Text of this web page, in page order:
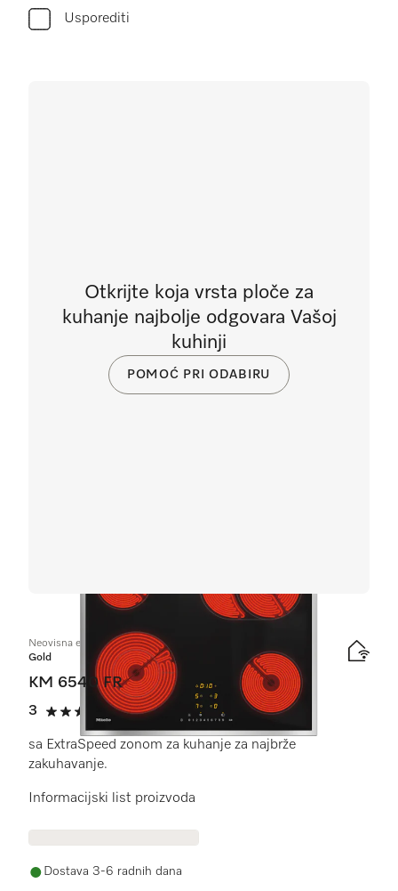
Usporediti
Neovisna električna ploča
Gold
KM 6540 FR
3
3 od 5
(1 recenzija)
sa ExtraSpeed zonom za kuhanje za najbrže
zakuhavanje.
Informacijski list proizvoda
Dostava 3-6 radnih dana
Otkrijte koja vrsta ploče za
kuhanje najbolje odgovara Vašoj
kuhinji
POMOĆ PRI ODABIRU